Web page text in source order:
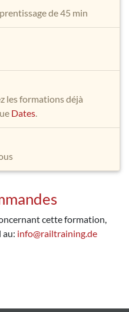
de 45 min
les formations déjà
Dates.
cette formation,
au: info@railtraining.de